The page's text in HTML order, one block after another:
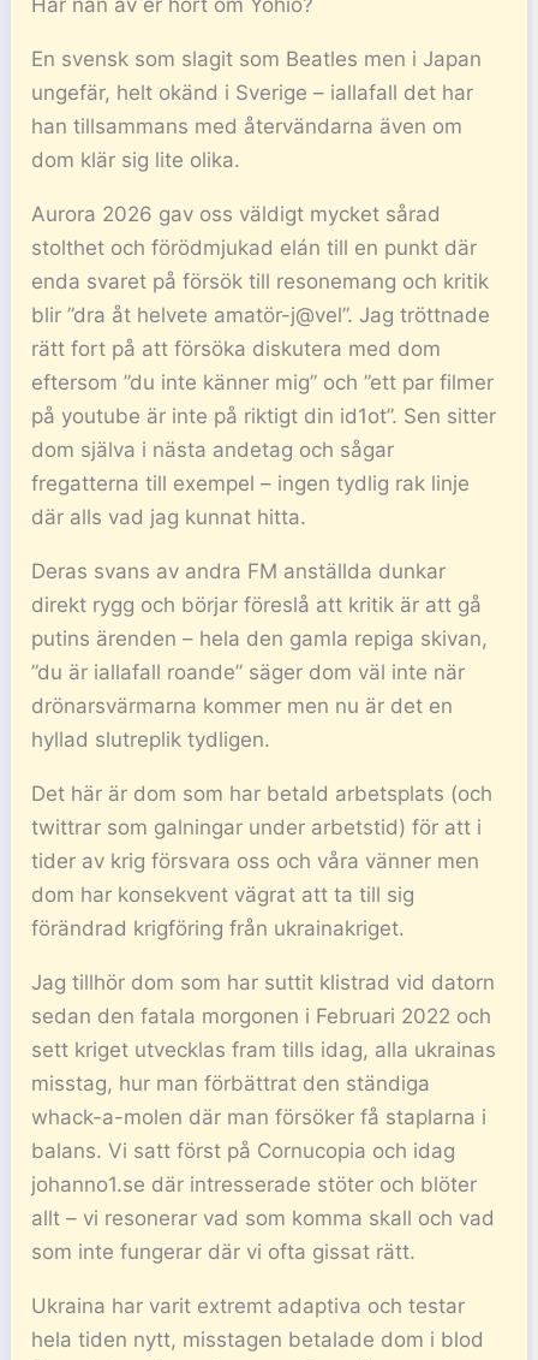
Har nån av er hört om Yohio?
En svensk som slagit som Beatles men i Japan
ungefär, helt okänd i Sverige – iallafall det har
han tillsammans med återvändarna även om
dom klär sig lite olika.
Aurora 2026 gav oss väldigt mycket sårad
stolthet och förödmjukad elán till en punkt där
enda svaret på försök till resonemang och kritik
blir ”dra åt helvete amatör-j@vel”. Jag tröttnade
rätt fort på att försöka diskutera med dom
eftersom ”du inte känner mig” och ”ett par filmer
på youtube är inte på riktigt din id1ot”. Sen sitter
dom själva i nästa andetag och sågar
fregatterna till exempel – ingen tydlig rak linje
där alls vad jag kunnat hitta.
Deras svans av andra FM anställda dunkar
direkt rygg och börjar föreslå att kritik är att gå
putins ärenden – hela den gamla repiga skivan,
”du är iallafall roande” säger dom väl inte när
drönarsvärmarna kommer men nu är det en
hyllad slutreplik tydligen.
Det här är dom som har betald arbetsplats (och
twittrar som galningar under arbetstid) för att i
tider av krig försvara oss och våra vänner men
dom har konsekvent vägrat att ta till sig
förändrad krigföring från ukrainakriget.
Jag tillhör dom som har suttit klistrad vid datorn
sedan den fatala morgonen i Februari 2022 och
sett kriget utvecklas fram tills idag, alla ukrainas
misstag, hur man förbättrat den ständiga
whack-a-molen där man försöker få staplarna i
balans. Vi satt först på Cornucopia och idag
johanno1.se där intresserade stöter och blöter
allt – vi resonerar vad som komma skall och vad
som inte fungerar där vi ofta gissat rätt.
Ukraina har varit extremt adaptiva och testar
hela tiden nytt, misstagen betalade dom i blod